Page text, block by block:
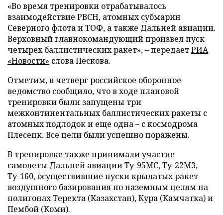
«Во время тренировки отрабатывалось
взаимодействие РВСН, атомных субмарин
Северного флота и ТОФ, а также Дальней авиации.
Верховный главнокомандующий произвел пуск
четырех баллистических ракет», – передаетРИА
«Новости» слова Пескова.
Отметим, в четверг российское оборонное
ведомство сообщило, что в ходе плановой
тренировки были запущены три
межконтинентальных баллистических ракеты с
атомных подлодок и еще одна – с космодрома
Плесецк. Все цели были успешно поражены.
В тренировке также принимали участие
самолеты Дальней авиации Ту-95МС, Ту-22М3,
Ту-160, осуществившие пуски крылатых ракет
воздушного базирования по наземным целям на
полигонах Теректа (Казахстан), Кура (Камчатка) и
Пембой (Коми).